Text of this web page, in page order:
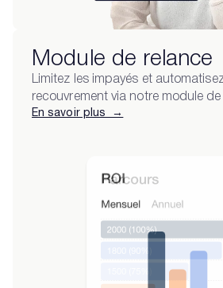
Module de relance
Limitez les impayés et
recouvrement via notre module
En savoir plus →